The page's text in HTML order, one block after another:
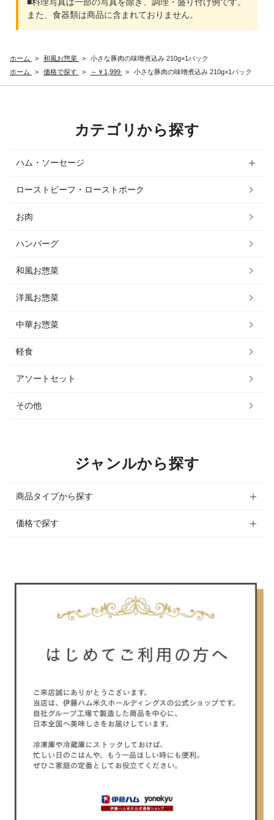
また、食器類は商品に含まれておりません。
ホーム > 和風お惣菜 >
小さな豚肉の味噌煮込み 210g×1パック
ホーム
> 価格で探す > ～￥1,999 > 小さな豚肉の味噌煮込み 210g×1パック
カテゴリから探す
ハム・ソーセージ
ローストビーフ・ローストポーク
お肉
ハンバーグ
和風お惣菜
洋風お惣菜
中華お惣菜
軽食
アソートセット
その他
ジャンルから探す
商品タイプから探す
価格で探す